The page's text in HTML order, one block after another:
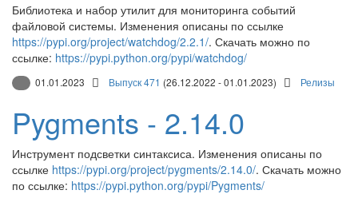
Библиотека и набор утилит для мониторинга событий
файловой системы. Изменения описаны по ссылке
https://pypi.org/project/watchdog/2.2.1/. Скачать можно по
ссылке: https://pypi.python.org/pypi/watchdog/
01.01.2023 Выпуск 471 (26.12.2022 - 01.01.2023) Релизы
Pygments - 2.14.0
Инструмент подсветки синтаксиса. Изменения описаны по
ссылке https://pypi.org/project/pygments/2.14.0/. Скачать можно
по ссылке: https://pypi.python.org/pypi/Pygments/